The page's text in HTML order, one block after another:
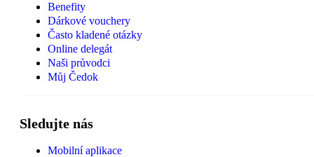
Benefity
Dárkové vouchery
Často kladené otázky
Online delegát
Naši průvodci
Můj Čedok
Sledujte nás
Mobilní aplikace